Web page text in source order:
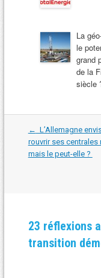
La
le
grand
de la
siècle
Navigation
les
articles
← L’Allemagne
rouvrir ses centrales
mais le peut-elle ?
23 réflexions
transition